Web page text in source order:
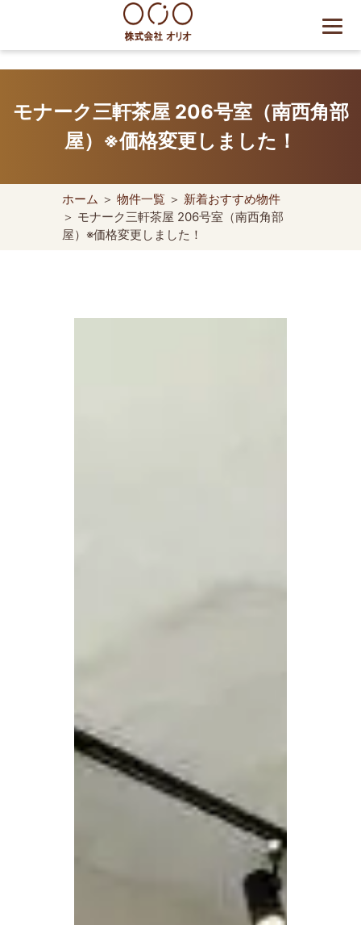
content
世田谷区の相続・空き家・借
却・買取は株式会社Orio
モナーク三軒茶屋 206号室（南西角部
屋）※価格変更しました！
ホーム ＞ 物件一覧 ＞ 新着おすすめ物件
＞ モナーク三軒茶屋 206号室（南西角部
屋）※価格変更しました！